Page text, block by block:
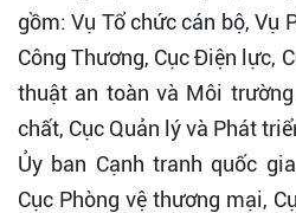
gồm: Vụ Tổ chức cán bộ, Vụ
Công Thương, Cục Điện lực,
thuật an toàn và Môi
chất, Cục Quản lý và Phát
Ủy ban Cạnh tranh quốc
Cục Phòng vệ thương mại,